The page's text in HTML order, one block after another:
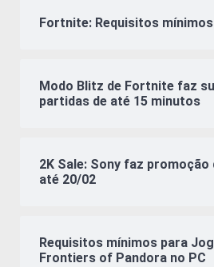
Fortnite: Requisitos
Modo Blitz de Fortnite faz
partidas de até 15 minutos
2K Sale: Sony faz promoção
até 20/02
Requisitos mínimos para
Frontiers of Pandora no PC